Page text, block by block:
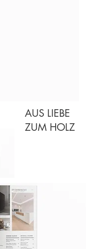
AUS LIEBE
ZUM HOLZ